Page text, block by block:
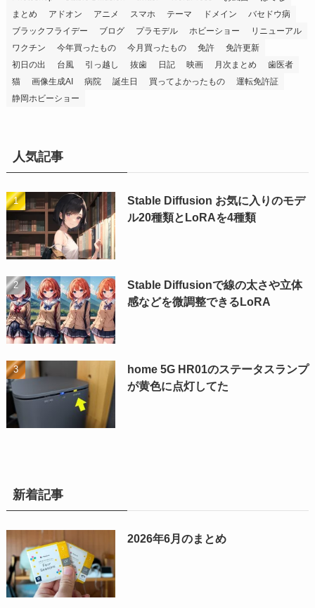
まとめ
アドオン アニメ スマホ テーマ ドメイン
バセドウ病
ブラックフライデー
ブログ プラモデル ホビーショー
リニューアル
ワクチン
今年買ったもの 今月買ったもの 免許
免許更新
初日の出
台風 引っ越し 抜歯 日記 映画 月次まとめ
歯医者
猫
画像生成AI 病院 誕生日 買ってよかったもの
運転免許証
静岡ホビーショー
人気記事
Stable Diffusion お気に入りのモデ
ル20種類とLoRAを4種類
Stable Diffusionで線の太さや立体
感などを微調整できるLoRA
home 5G HR01のステータスランプ
が黄色に点灯してた
新着記事
2026年6月のまとめ